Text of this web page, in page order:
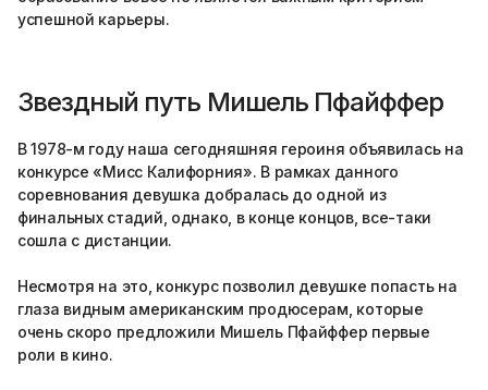
успешной карьеры.
Звездный путь Мишель Пфайффер
В 1978-м году наша сегодняшняя героиня объявилась на
конкурсе «Мисс Калифорния». В рамках данного
соревнования девушка добралась до одной из
финальных стадий, однако, в конце концов, все-таки
сошла с дистанции.
Несмотря на это, конкурс позволил девушке попасть на
глаза видным американским продюсерам, которые
очень скоро предложили Мишель Пфайффер первые
роли в кино.